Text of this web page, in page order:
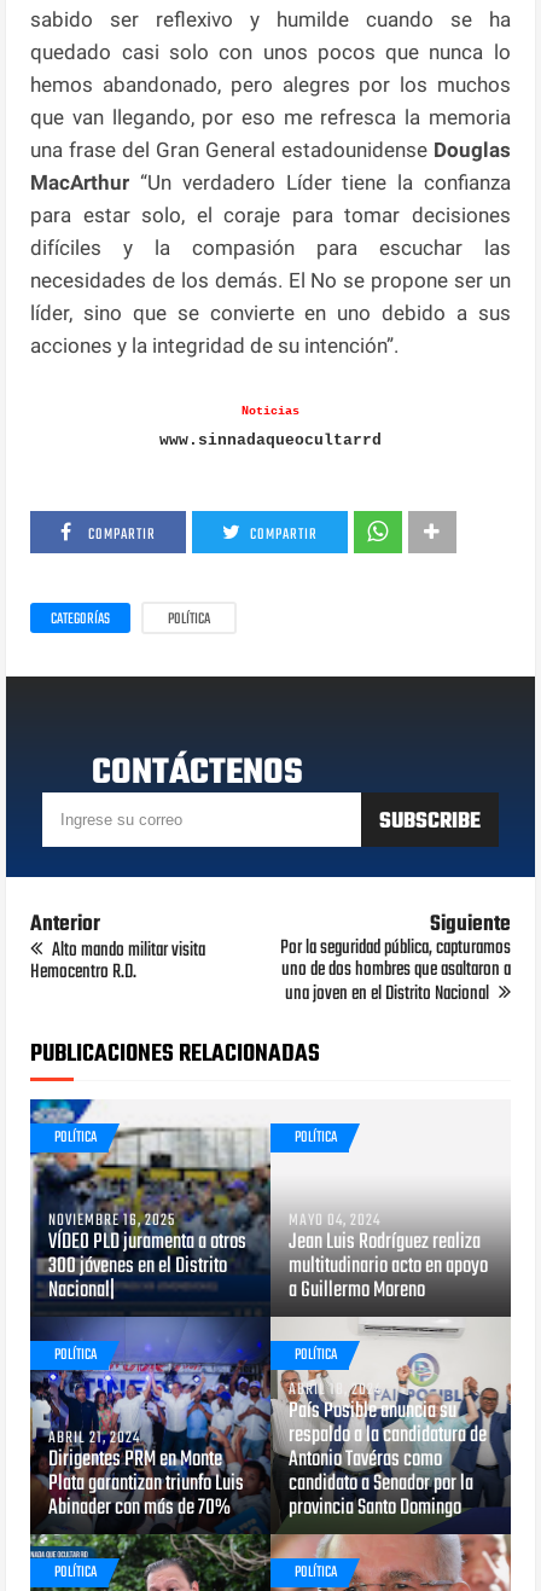
sabido ser reflexivo y humilde cuando se ha
quedado casi solo con unos pocos que nunca lo
hemos abandonado, pero alegres por los muchos
que van llegando, por eso me refresca la memoria
una frase del Gran General estadounidense Douglas
MacArthur “Un verdadero Líder tiene la confianza
para estar solo, el coraje para tomar decisiones
difíciles y la compasión para escuchar las
necesidades de los demás. El No se propone ser un
líder, sino que se convierte en uno debido a sus
acciones y la integridad de su intención”.
Noticias
www.sinnadaqueocultarrd
COMPARTIR COMPARTIR
CATEGORÍAS POLÍTICA
CONTÁCTENOS
Anterior
Alto mando militar visita
Hemocentro R.D.
Siguiente
Por la seguridad pública, capturamos
uno de dos hombres que asaltaron a
una joven en el Distrito Nacional
PUBLICACIONES RELACIONADAS
POLÍTICA
NOVIEMBRE 16, 2025
VÍDEO PLD juramenta a otros
300 jóvenes en el Distrito
Nacional|
POLÍTICA
MAYO 04, 2024
Jean Luis Rodríguez realiza
multitudinario acto en apoyo
a Guillermo Moreno
POLÍTICA
ABRIL 21, 2024
Dirigentes PRM en Monte
Plata garantizan triunfo Luis
Abinader con más de 70%
POLÍTICA
ABRIL 18, 2024
País Posible anuncia su
respaldo a la candidatura de
Antonio Tavéras como
candidato a Senador por la
provincia Santo Domingo
POLÍTICA POLÍTICA